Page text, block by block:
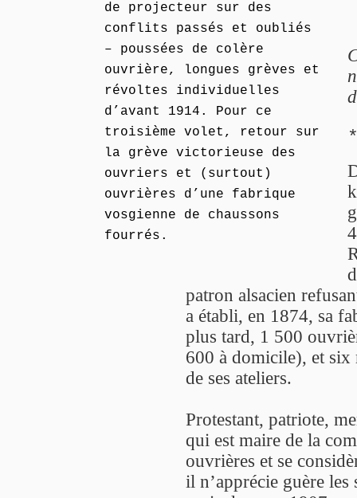
de projecteur sur des
conflits passés et oubliés
– poussées de colère
ouvrière, longues grèves et
révoltes individuelles
d’avant 1914. Pour ce
troisième volet, retour sur
la grève victorieuse des
ouvriers et (surtout)
ouvrières d’une fabrique
vosgienne de chaussons
fourrés.
patron alsacien
a établi, en 1874, sa
plus tard, 1 500
600 à domicile), et six
de ses ateliers.
Protestant, patriote,
qui est maire de la
ouvrières et se
il n’apprécie guère